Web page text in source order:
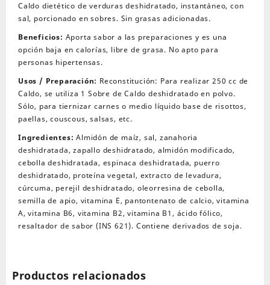
10
sobres
cantidad
Caldo dietético de verduras deshidratado, instantáneo, con
sal, porcionado en sobres. Sin grasas adicionadas.
Beneficios: Aporta sabor a las preparaciones y es una
opción baja en calorías, libre de grasa. No apto para
personas hipertensas.
Usos / Preparación: Reconstitución: Para realizar 250 cc de
Caldo, se utiliza 1 Sobre de Caldo deshidratado en polvo.
Sólo, para tiernizar carnes o medio líquido base de risottos,
paellas, couscous, salsas, etc.
Ingredientes:Almidón de maíz, sal, zanahoria
deshidratada, zapallo deshidratado, almidón modificado,
cebolla deshidratada, espinaca deshidratada, puerro
deshidratado, proteína vegetal, extracto de levadura,
cúrcuma, perejil deshidratado, oleorresina de cebolla,
semilla de apio, vitamina E, pantontenato de calcio, vitamina
A, vitamina B6, vitamina B2, vitamina B1, ácido fólico,
resaltador de sabor (INS 621). Contiene derivados de soja.
Productos relacionados